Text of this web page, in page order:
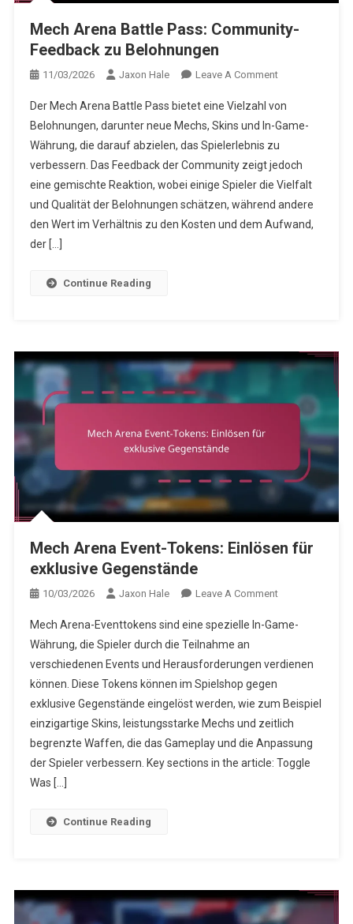
Mech Arena Battle Pass: Community-
Feedback zu Belohnungen
11/03/2026 Jaxon Hale Leave A CommentOn
Arena
Battle
Pass:
Community-
Feedback
Zu
Belohnungen
Der Mech Arena Battle Pass bietet eine Vielzahl von
Belohnungen, darunter neue Mechs, Skins und In-Game-
Währung, die darauf abzielen, das Spielerlebnis zu
verbessern. Das Feedback der Community zeigt jedoch
eine gemischte Reaktion, wobei einige Spieler die Vielfalt
und Qualität der Belohnungen schätzen, während andere
den Wert im Verhältnis zu den Kosten und dem Aufwand,
der […]
Continue Reading
Mech Arena Event-Tokens: Einlösen für
exklusive Gegenstände
10/03/2026 Jaxon Hale Leave A CommentOn
Arena
Tokens:
Für
Exklusive
Mech Arena-Eventtokens sind eine spezielle In-Game-
Währung, die Spieler durch die Teilnahme an
verschiedenen Events und Herausforderungen verdienen
können. Diese Tokens können im Spielshop gegen
exklusive Gegenstände eingelöst werden, wie zum Beispiel
einzigartige Skins, leistungsstarke Mechs und zeitlich
begrenzte Waffen, die das Gameplay und die Anpassung
der Spieler verbessern. Key sections in the article: Toggle
Was […]
Continue Reading